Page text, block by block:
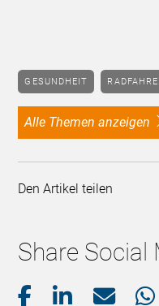
GESUNDHEIT
alle Themen anzeigen
Den Artikel teilen
Share Social